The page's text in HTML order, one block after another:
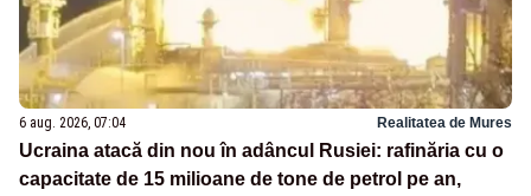
6 aug. 2026, 07:04 Realitatea de Mures
Ucraina atacă din nou în adâncul Rusiei: rafinăria cu o
capacitate de 15 milioane de tone de petrol pe an,